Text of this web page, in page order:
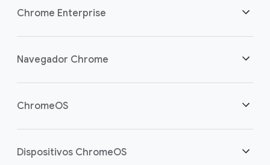
Chrome Enterprise
Seguridad
Navegador Chrome
Descripción general
ChromeOS
Descripción general
Dispositivos ChromeOS